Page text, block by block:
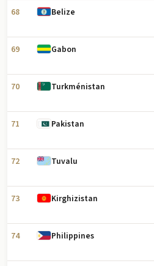
68 Belize
69 Gabon
70 Turkménistan
71 Pakistan
72 Tuvalu
73 Kirghizistan
74 Philippines